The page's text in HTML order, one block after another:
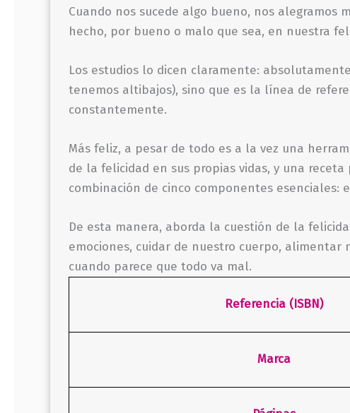
Cuando nos sucede algo bueno, nos alegramos
hecho, por bueno o malo que sea, en nuestra
Los estudios lo dicen claramente:
tenemos altibajos), sino que es la línea de
constantemente.
Más feliz, a pesar de todo es a la vez una
de la felicidad en sus propias vidas, y una
combinación de cinco componentes
De esta manera, aborda la cuestión de la
emociones, cuidar de nuestro cuerpo,
cuando parece que todo va mal.
Referencia (ISBN)
Marca